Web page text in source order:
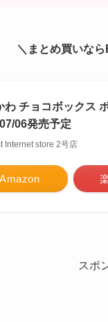
＼まとめ買いな
わ チョコボックス
06発売予定
Internet store 2号店
Amazon
スポ